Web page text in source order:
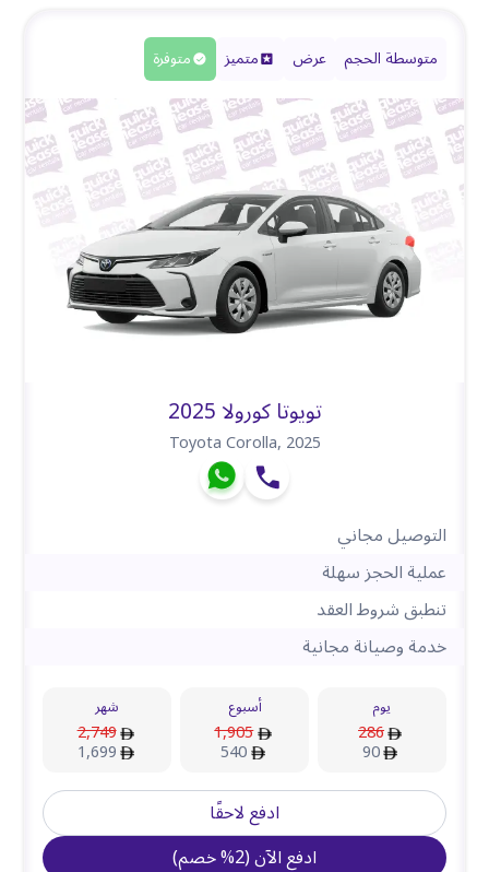
متوسطة الحجم عرض متميز متوفرة
تويوتا كورولا 2025
Toyota Corolla,2025
التوصيل مجاني
عملية الحجز سهلة
تنطبق شروط العقد
خدمة وصيانة مجانية
يوم
286
90
أسبوع
1,905
540
شهر
2,749
1,699
ادفع لاحقًا
ادفع الآن(
2
%خصم)